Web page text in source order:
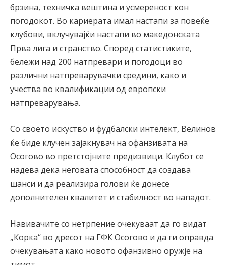
брзина, техничка вештина и усмереност кон
погодокот. Во кариерата имал настапи за повеќе
клубови, вклучувајќи настапи во македонската
Прва лига и странство. Според статистиките,
бележи над 200 натпревари и погодоци во
различни натпреварувачки средини, како и
учества во квалификации од европски
натпреварувања.
Со своето искуство и фудбалски интелект, Велинов
ќе биде клучен зајакнувач на офанзивата на
Осогово во претстојните предизвици. Клубот се
надева дека неговата способност да создава
шанси и да реализира голови ќе донесе
дополнителен квалитет и стабилност во нападот.
Навивачите со нетрпение очекуваат да го видат
„Корка“ во дресот на ГФК Осогово и да ги оправда
очекувањата како новото офанзивно оружје на